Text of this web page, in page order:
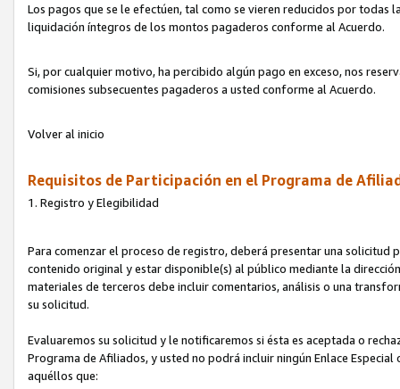
Los pagos que se le efectúen, tal como se vieren reducidos por todas
liquidación íntegros de los montos pagaderos conforme al Acuerdo.
Si, por cualquier motivo, ha percibido algún pago en exceso, nos
comisiones subsecuentes pagaderos a usted conforme al Acuerdo.
Volver al inicio
Requisitos de Participación en el Programa de
1. Registro y Elegibilidad
Para comenzar el proceso de registro, deberá presentar una solicitud
contenido original y estar disponible(s) al público mediante la
materiales de terceros debe incluir comentarios, análisis o una
su solicitud.
Evaluaremos su solicitud y le notificaremos si ésta es aceptada o
Programa de Afiliados, y usted no podrá incluir ningún Enlace
aquéllos que: